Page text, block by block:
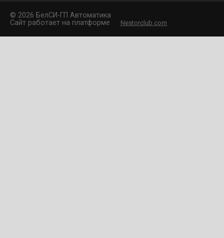
© 2026 БелCИ-ГП Автоматика
Сайт работает на платформе
Nestorclub.com